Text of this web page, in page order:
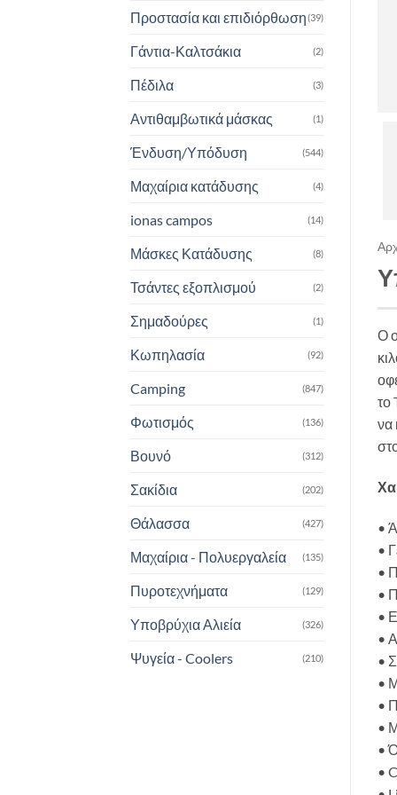
Προστασία και επιδιόρθωση(39)
Γάντια-Καλτσάκια (2)
Πέδιλα (3)
Αντιθαμβωτικά μάσκας (1)
Ένδυση/Υπόδυση (544)
Μαχαίρια κατάδυσης (4)
ionas campos (14)
Μάσκες Κατάδυσης (8)
Τσάντες εξοπλισμού (2)
Σημαδούρες (1)
Κωπηλασία (92)
Camping (847)
Φωτισμός (136)
Βουνό (312)
Σακίδια (202)
Θάλασσα (427)
Μαχαίρια - Πολυεργαλεία (135)
Πυροτεχνήματα (129)
Υποβρύχια Αλιεία (326)
Ψυγεία - Coolers (210)
Ο
το
να
•
•
•
•
•
•
•
•
•
•
•
•